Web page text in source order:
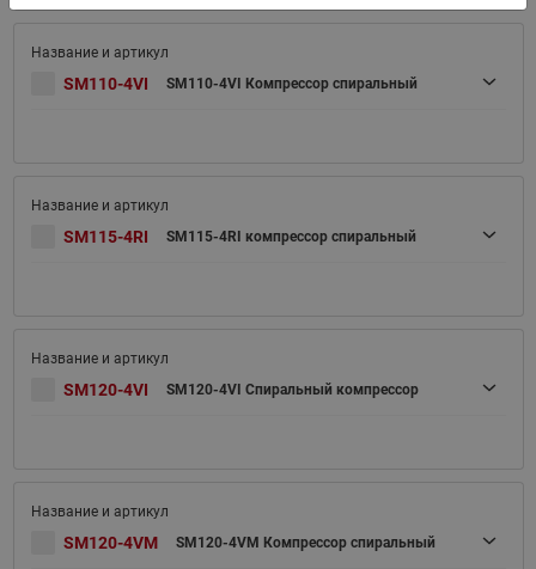
SM110-4VI SM110-4VI Компрессор спиральный
SM115-4RI SM115-4RI компрессор спиральный
SM120-4VI SM120-4VI Спиральный компрессор
SM120-4VM SM120-4VM Компрессор спиральный